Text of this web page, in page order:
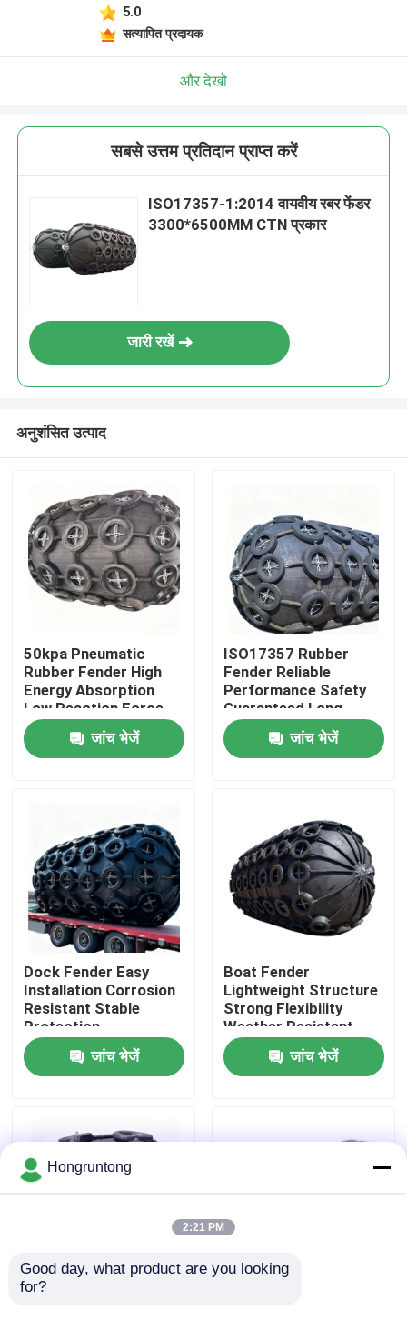
उत्पाद
वीडियो
हमारे बारे में
कारखाना भ्रमण
गुणवत्ता नियंत्रण
एक उद्धरण का अनुरोध करें
डॉक रबर फेंडर
5.0
सत्यापित प्रदायक
और देखो
सबसे उत्तम प्रतिदान प्राप्त करें
ISO17357-1:2014 वायवीय रबर फेंडर
3300*6500MM CTN प्रकार
जारी रखें
अनुशंसित उत्पाद
50kpa Pneumatic
Rubber Fender High
Energy Absorption
Low Reaction Force
Durable Use
जांच भेजें
ISO17357 Rubber
Fender Reliable
Performance Safety
Guaranteed Long
Service Life
जांच भेजें
Dock Fender Easy
Installation Corrosion
Resistant Stable
Protection
जांच भेजें
Boat Fender
Lightweight Structure
Strong Flexibility
Weather Resistant
जांच भेजें
Yokohama Rubber
Hongruntong
2:21 PM
Good day, what product are you looking
for?